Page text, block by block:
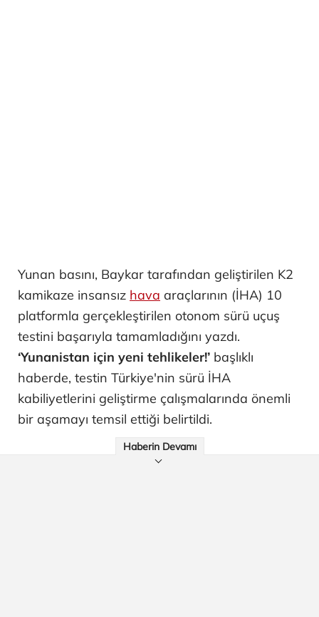
Yunan basını, Baykar tarafından geliştirilen K2
kamikaze insansız hava araçlarının (İHA) 10
platformla gerçekleştirilen otonom sürü uçuş
testini başarıyla tamamladığını yazdı.
‘Yunanistan için yeni tehlikeler!’ başlıklı
haberde, testin Türkiye'nin sürü İHA
kabiliyetlerini geliştirme çalışmalarında önemli
bir aşamayı temsil ettiği belirtildi.
Haberin Devamı